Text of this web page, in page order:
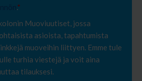
*
Muoviuutiset, jossa
asioista, tapahtumista
muoveihin liittyen. Emme tule
turhia viestejä ja voit aina
tilauksesi.